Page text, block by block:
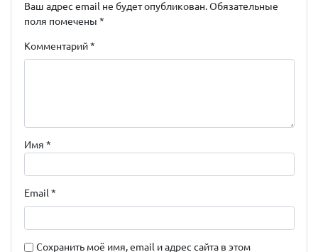
Ваш адрес email не будет опубликован. Обязательные
поля помечены *
Комментарий*
Имя *
Email*
Сохранить моё имя, email и адрес сайта в этом